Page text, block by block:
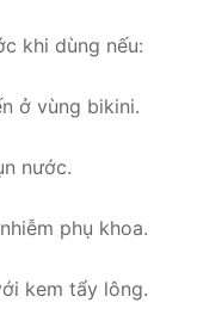
khi dùng nếu:
ở vùng bikini.
nước.
phụ khoa.
kem tẩy lông.